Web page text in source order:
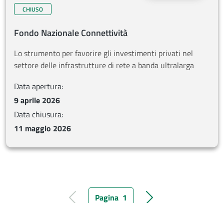
CHIUSO
Fondo Nazionale Connettività
Lo strumento per favorire gli investimenti privati nel
settore delle infrastrutture di rete a banda ultralarga
Data apertura:
9 aprile 2026
Data chiusura:
11 maggio 2026
Pagina 1